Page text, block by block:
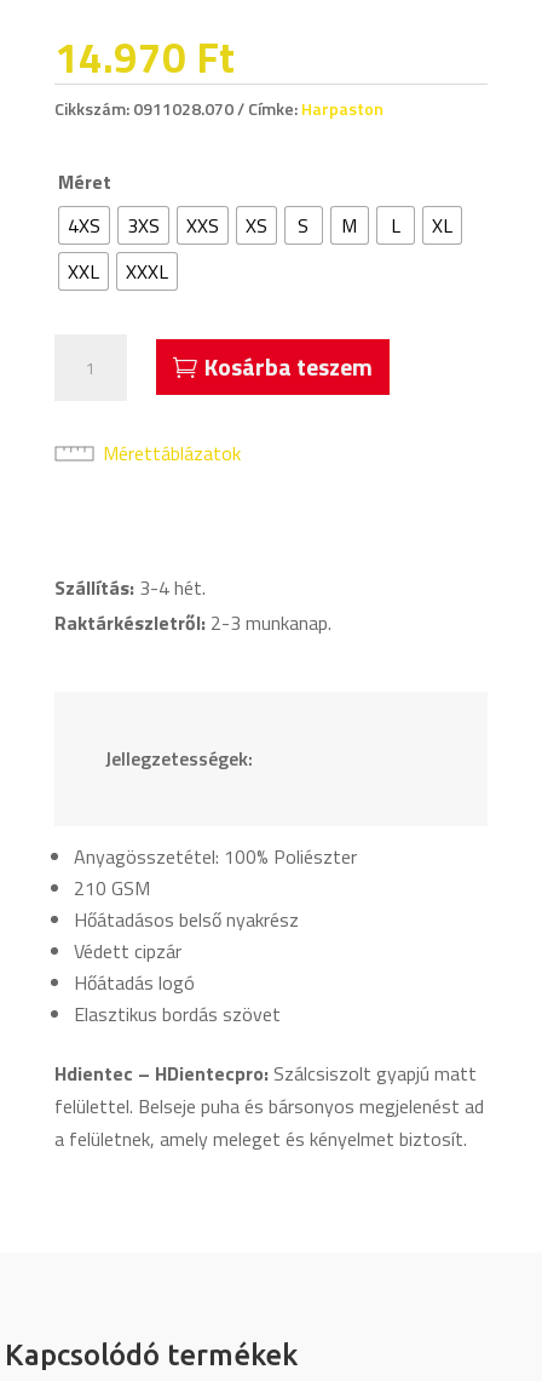
14.970 Ft
Cikkszám:0911028.070 Címke:Harpaston
Méret
4XS
3XS XXS XS S M L
XL
XXL
XXXL
Harpaston
Kabát
Kosárba teszem
Mérettáblázatok
Szállítás:3-4 hét.
Raktárkészletről:2-3 munkanap.
Jellegzetességek:
Anyagösszetétel: 100% Poliészter
210 GSM
Hőátadásos belső nyakrész
Védett cipzár
Hőátadás logó
Elasztikus bordás szövet
Hdientec – HDientecpro:Szálcsiszolt gyapjú matt
felülettel. Belseje puha és bársonyos megjelenést ad
a felületnek, amely meleget és kényelmet biztosít.
Kapcsolódó termékek